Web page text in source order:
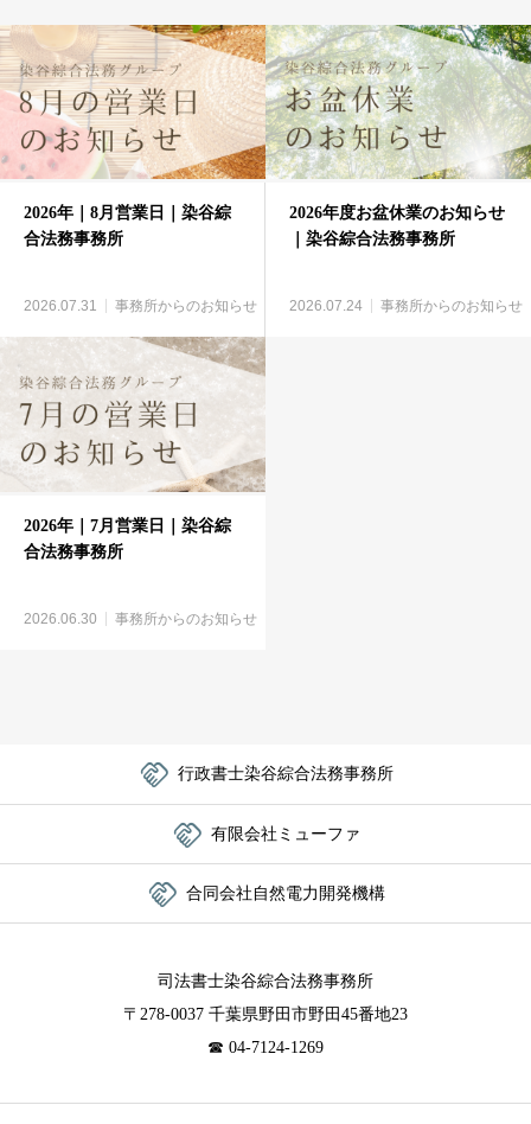
2026年｜8月営業日｜染谷綜
合法務事務所
2026.07.31 事務所からのお知らせ
2026年度お盆休業のお知らせ
｜染谷綜合法務事務所
2026.07.24 事務所からのお知らせ
2026年｜7月営業日｜染谷綜
合法務事務所
2026.06.30 事務所からのお知らせ
 行政書士染谷綜合法務事務所
 有限会社ミューファ
 合同会社自然電力開発機構
司法書士染谷綜合法務事務所
〒278-0037 千葉県野田市野田45番地23
☎︎ 04-7124-1269